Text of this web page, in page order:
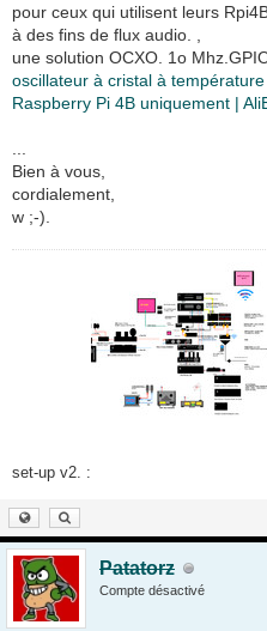
pour ceux qui utilisent leurs
à des fins de flux audio. ,
une solution OCXO. 1o
oscillateur à cristal à
Raspberry Pi 4B uniquement |
Bien à vous,
cordialement,
w ;-).
set-up v2. :
Patatorz
Compte désactivé